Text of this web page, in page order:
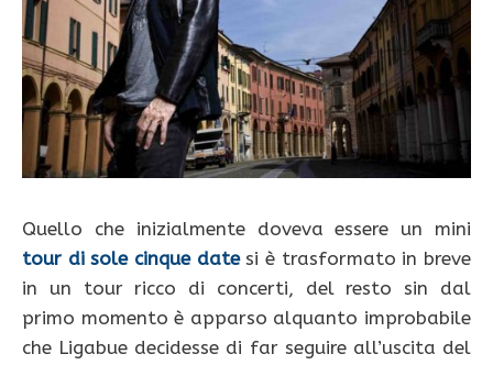
Quello che inizialmente doveva essere un mini
tour di sole cinque datesi è trasformato in breve
in un tour ricco di concerti, del resto sin dal
primo momento è apparso alquanto improbabile
che Ligabue decidesse di far seguire all’uscita del